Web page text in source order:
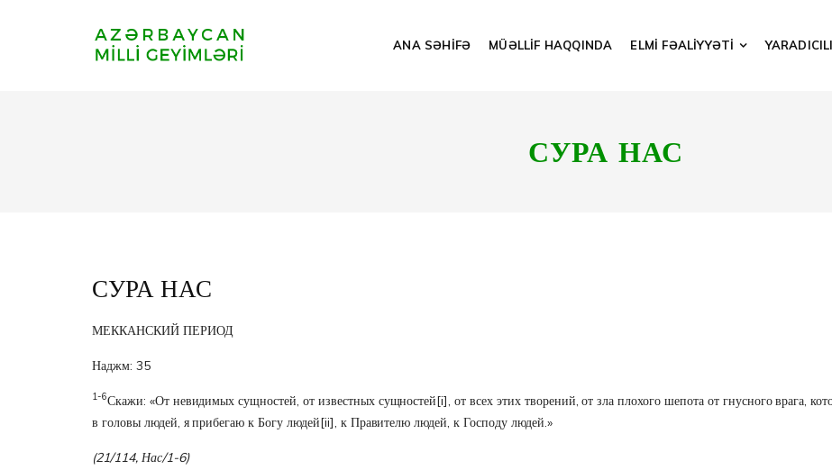
ANA SƏHİFƏ MÜƏLLİF HAQQINDA ELMİ FƏALİYYƏTİ
СУРА НАС
СУРА НАС
МЕККАНСКИЙ ПЕРИОД
Наджм: 35
1-6Скажи: «От невидимых сущностей, от известных сущностей[i], от всех этих творений, от зла плохого шепота от гнусного врага,
в головы людей, я прибегаю к Богу людей[ii], к Правителю людей, к Господу людей.»
(21/114, Нас/1-6)